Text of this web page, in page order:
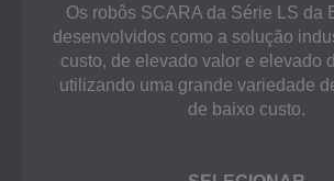
Os robôs SCARA da Série LS da
desenvolvidos como a solução
custo, de elevado valor e elevado
utilizando uma grande variedade
de baixo custo.